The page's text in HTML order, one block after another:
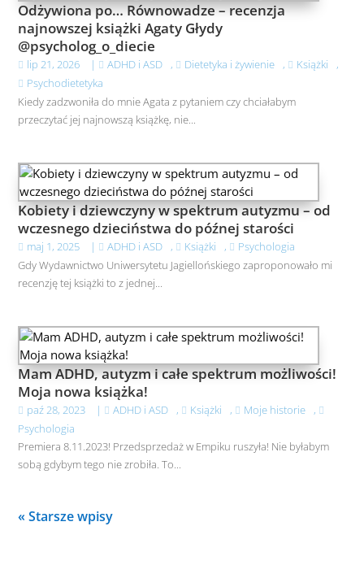
Odżywiona po… Równowadze – recenzja
najnowszej książki Agaty Głydy
@psycholog_o_diecie
lip 21, 2026 | ADHD i ASD , Dietetyka i żywienie , Książki
,
Psychodietetyka
Kiedy zadzwoniła do mnie Agata z pytaniem czy chciałabym
przeczytać jej najnowszą książkę, nie...
Kobiety i dziewczyny w spektrum autyzmu – od
wczesnego dzieciństwa do późnej starości
maj 1, 2025 | ADHD i ASD , Książki ,
Psychologia
Gdy Wydawnictwo Uniwersytetu Jagiellońskiego zaproponowało mi
recenzję tej książki to z jednej...
Mam ADHD, autyzm i całe spektrum możliwości!
Moja nowa książka!
paź 28, 2023 | ADHD i ASD , Książki , Moje historie
,
Psychologia
Premiera 8.11.2023! Przedsprzedaż w Empiku ruszyła! Nie byłabym
sobą gdybym tego nie zrobiła. To...
« Starsze wpisy